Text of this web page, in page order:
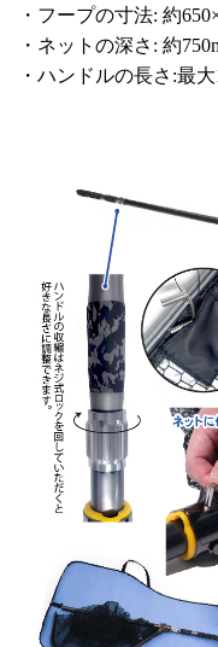
・フープの寸法: 約
・ネットの深さ: 約
・ハンドルの長さ:最